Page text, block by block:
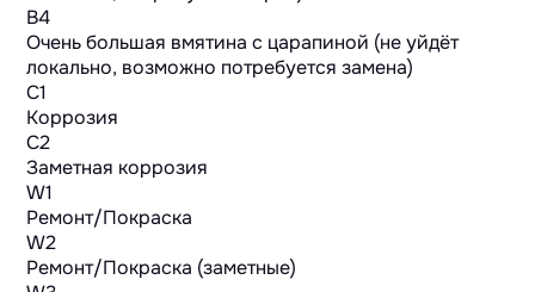
B4
Очень большая вмятина с царапиной (не уйдёт
локально, возможно потребуется замена)
C1
Коррозия
C2
Заметная коррозия
W1
Ремонт/Покраска
W2
Ремонт/Покраска (заметные)